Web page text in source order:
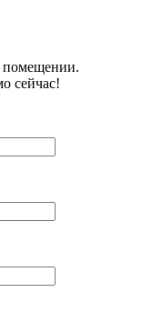
помещении.
сейчас!